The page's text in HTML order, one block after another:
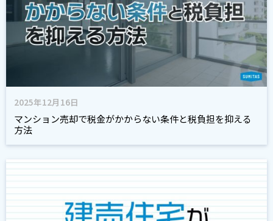
2025年12月16日
マンション売却で税金がかからない条件と税負担を抑える
方法